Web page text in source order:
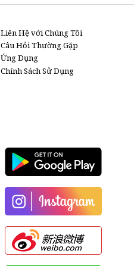
Liên Hệ với Chúng Tôi
Câu Hỏi Thường Gặp
Ứng Dụng
Chính Sách Sử Dụng